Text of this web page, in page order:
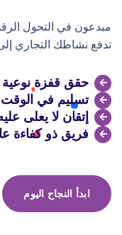
مبدعون في التحول
تدفع نشاطك التجاري
حقق قفزة نوعية في
تسليم في الوقت
إتقان لا يعلى
فريق ذو كفاءة
ابدأ النجاح اليوم